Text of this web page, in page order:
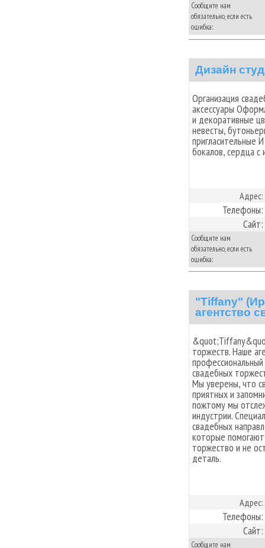
Сообщите нам
обязательно, если есть
ошибка:
Дизайн
Организация
аксессуары
и декоративные
невесты,
пригласительные
бокалов, сердца
Адрес:
Телефоны:
Сайт:
Сообщите нам
обязательно, если есть
ошибка:
"Tiffany"
агентство
торжеств. Наше
свадебных
Мы уверены, что
приятных и
пожтому мы
индустрии.
свадебных
которые
торжество и не
деталь.
Адрес:
Телефоны:
Сайт:
Сообщите нам